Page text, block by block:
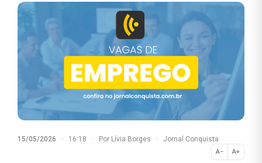
15/05/2026 · 16:18 · Por Lívia Borges · Jornal Conquista
A− A+
Normal